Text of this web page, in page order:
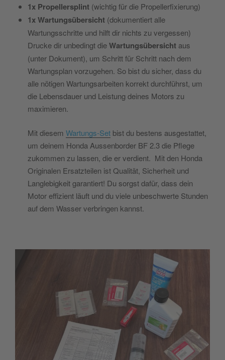
1x Propellersplint (wichtig für die Propellerfixierung)
1x Wartungsübersicht (dokumentiert alle
Wartungsschritte und hilft dir nichts zu vergessen)
Drucke dir unbedingt dieWartungsübersicht aus
(unter Dokument), um Schritt für Schritt nach dem
Wartungsplan vorzugehen. So bist du sicher, dass du
alle nötigen Wartungsarbeiten korrekt durchführst, um
die Lebensdauer und Leistung deines Motors zu
maximieren.
Mit diesem Wartungs-Set bist du bestens ausgestattet,
um deinem Honda Aussenborder BF 2.3 die Pflege
zukommen zu lassen, die er verdient. Mit den Honda
Originalen Ersatzteilen ist Qualität, Sicherheit und
Langlebigkeit garantiert! Du sorgst dafür, dass dein
Motor effizient läuft und du viele unbeschwerte Stunden
auf dem Wasser verbringen kannst.